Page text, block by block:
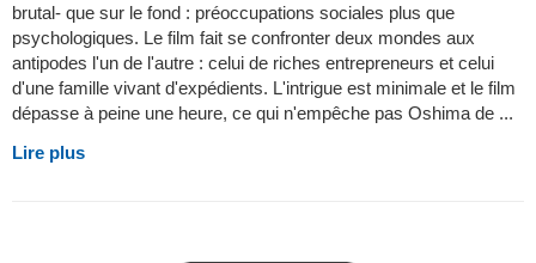
brutal- que sur le fond : préoccupations sociales plus que
psychologiques. Le film fait se confronter deux mondes aux
antipodes l'un de l'autre : celui de riches entrepreneurs et celui
d'une famille vivant d'expédients. L'intrigue est minimale et le film
dépasse à peine une heure, ce qui n'empêche pas Oshima de ...
Lire plus